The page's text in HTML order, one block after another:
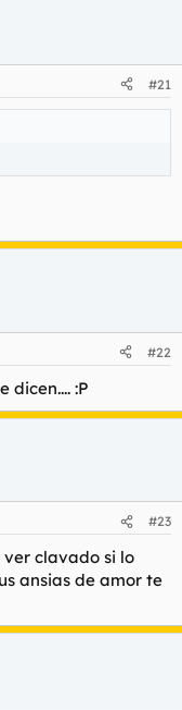
#21
#22
:P
#23
ver clavado si lo
ansias de amor te